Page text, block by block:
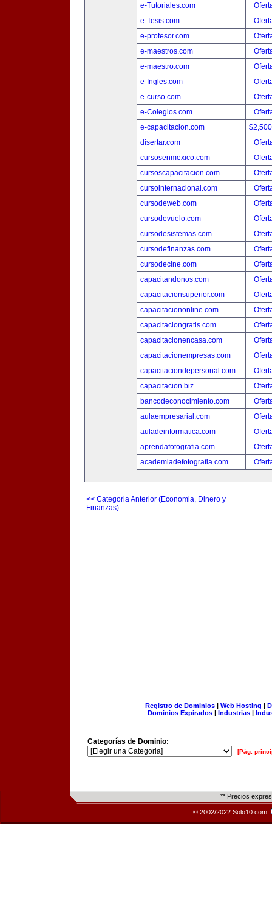
e-Tutoriales.com
e-Tesis.com
e-profesor.com
e-maestros.com
e-maestro.com
e-Ingles.com
e-curso.com
e-Colegios.com
e-capacitacion.com
disertar.com
cursosenmexico.com
cursoscapacitacion.com
cursointernacional.com
cursodeweb.com
cursodevuelo.com
cursodesistemas.com
cursodefinanzas.com
cursodecine.com
capacitandonos.com
capacitacionsuperior.com
capacitaciononline.com
capacitaciongratis.com
capacitacionencasa.com
capacitacionempresas.com
capacitaciondepersonal.com
capacitacion.biz
bancodeconocimiento.com
aulaempresarial.com
auladeinformatica.com
aprendafotografia.com
academiadefotografia.com
<< Categoria Anterior (Economia, Dinero y
Finanzas)
Registro de Dominios| Web Hosting |
Dominios Expirados | Industrias |
Categorías de Dominio:
[Pág.
** Precios
© 2002/2022 Solo10.com